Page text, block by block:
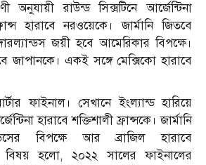
অনুযায়ী রাউন্ড সিক্সটিনে আর্জেন্টিনা
হারাবে নরওয়েকে। জার্মানি জিতবে
জয়ী হবে আমেরিকার বিপক্ষে।
জাপানকে। একই সঙ্গে মেক্সিকো হারাবে
ফাইনাল। সেখানে ইংল্যান্ড হারিয়ে
হারাবে শক্তিশালী ফ্রান্সকে। জার্মানি
বিপক্ষে আর ব্রাজিল হারাবে
বিষয় হলো, ২০২২ সালের ফাইনালের